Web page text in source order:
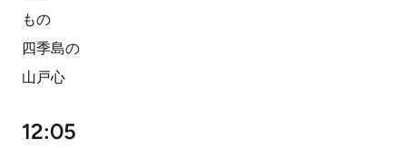
もの
四季島の
山戸心
12:05